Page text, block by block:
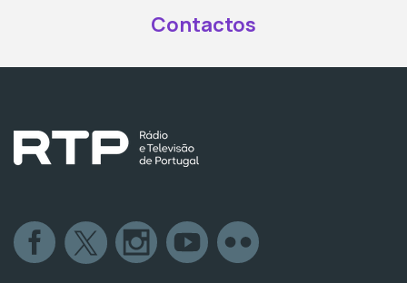
Contactos